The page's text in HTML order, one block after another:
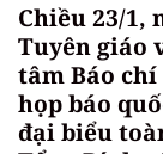
Chiều 23/1,
Tuyên giáo
tâm Báo
họp báo
đại biểu